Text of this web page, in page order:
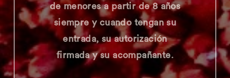
de menores a partir de 8 años
siempre y cuando tengan su
entrada, su autorización
firmada y su acompañante.